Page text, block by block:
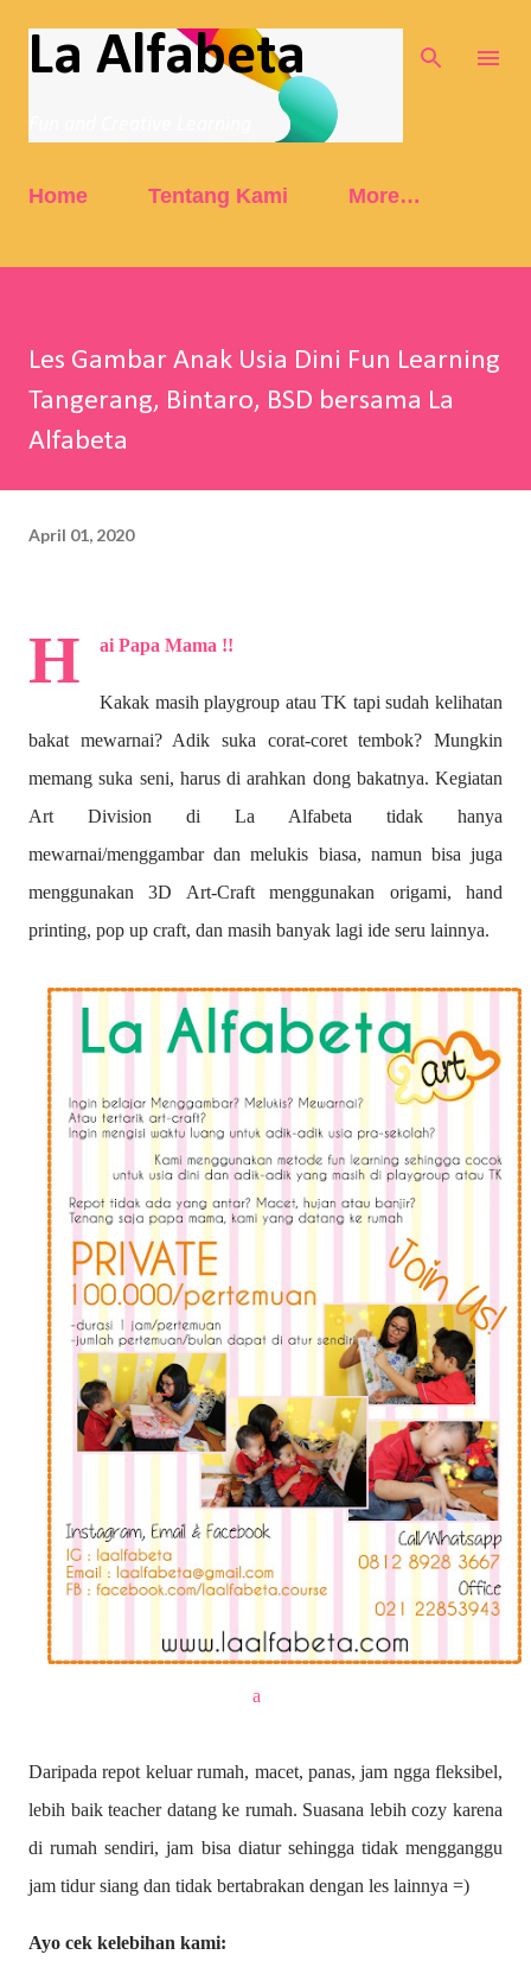
Skip to main content
La Alfabeta
Home Tentang Kami More…
Les Gambar Anak Usia Dini Fun Learning
Tangerang, Bintaro, BSD bersama La
Alfabeta
April 01, 2020
H ai Papa Mama !!
Kakak masih playgroup atau TK tapi sudah kelihatan
bakat mewarnai? Adik suka corat-coret tembok? Mungkin
memang suka seni, harus di arahkan dong bakatnya. Kegiatan
Art Division di La Alfabeta tidak hanya
mewarnai/menggambar dan melukis biasa, namun bisa juga
menggunakan 3D Art-Craft menggunakan origami, hand
printing, pop up craft, dan masih banyak lagi ide seru lainnya.
a
Daripada repot keluar rumah, macet, panas, jam ngga fleksibel,
lebih baik teacher datang ke rumah. Suasana lebih cozy karena
di rumah sendiri, jam bisa diatur sehingga tidak mengganggu
jam tidur siang dan tidak bertabrakan dengan les lainnya =)
Ayo cek kelebihan kami: